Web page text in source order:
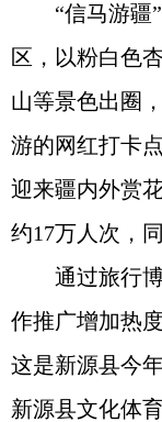
“信马游疆
区，以粉白色
山等景色出圈
游的网红打卡
迎来疆内外赏
约17万人次，
通过旅行
作推广增加热
这是新源县今
新源县文化体